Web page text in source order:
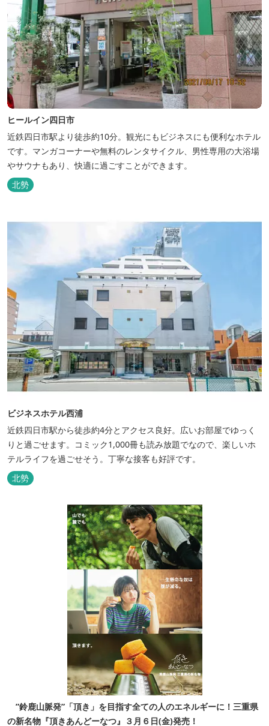
ヒールイン四日市
近鉄四日市駅より徒歩約10分。観光にもビジネスにも便利なホテル
です。マンガコーナーや無料のレンタサイクル、男性専用の大浴場
やサウナもあり、快適に過ごすことができます。
北勢
ビジネスホテル西浦
近鉄四日市駅から徒歩約4分とアクセス良好。広いお部屋でゆっく
りと過ごせます。コミック1,000冊も読み放題でなので、楽しいホ
テルライフを過ごせそう。丁寧な接客も好評です。
北勢
”鈴鹿山脈発”「頂き」を目指す全ての人のエネルギーに！三重県
の新名物『頂きあんどーなつ』３月６日(金)発売！